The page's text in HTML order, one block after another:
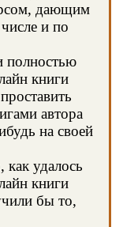
дающим
и по
полностью
книги
автора
на своей
удалось
книги
бы то,